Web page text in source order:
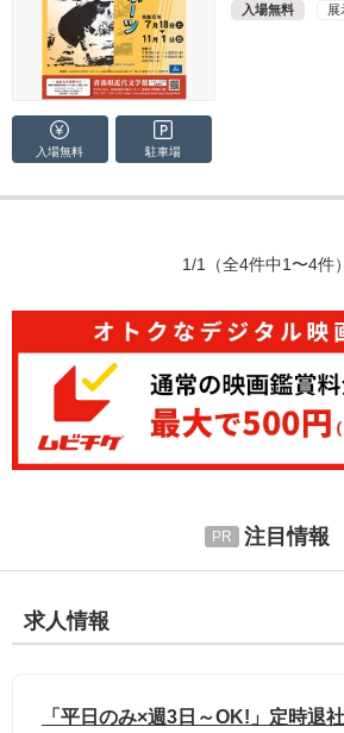
入場無料 展
入場無料 駐車場
1/1 （全4件中1〜4件）
注目情報
求人情報
「平日のみ×週3日～OK!」定時退